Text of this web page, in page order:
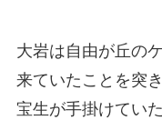
大岩は自由が丘の
来ていたことを突き
宝生が手掛けてい